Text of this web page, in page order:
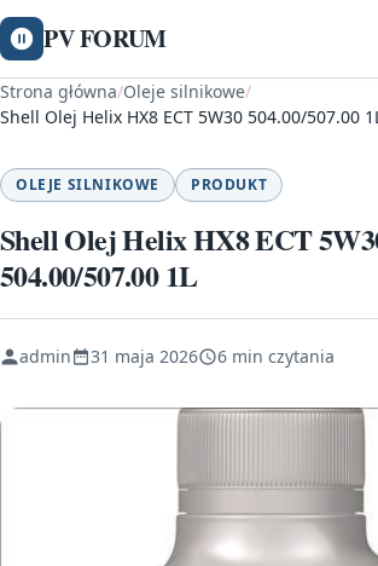
PV FORUM
Strona główna/Oleje silnikowe/
Shell Olej Helix HX8 ECT 5W30 504.00/507.00
OLEJE SILNIKOWE PRODUKT
Shell Olej Helix HX8 ECT
504.00/507.00 1L
admin 31 maja 2026 6 min czytania